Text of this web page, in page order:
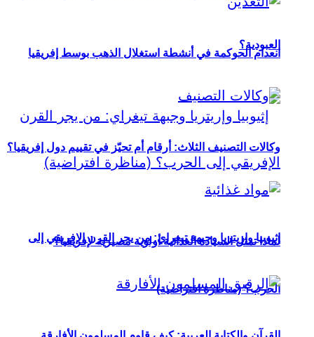
العبودية؟
إثيوبيا وإريتريا وجبهة تيغراي: من يجر القرن الإفريقي إلى
الحرب؟ (مناظرة افتراضية)
انعدام الحوكمة في أنشطة استغلال الذهب بوسط إفريقيا
وكالات التصنيف الثلاث: أرقام أم تحيّز في تقييم دول إفريقيا؟
لماذا تمثل السيادة الغذائية أولوية مصيرية لإفريقيا؟